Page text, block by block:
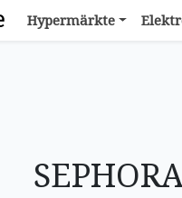
Hypermärkte